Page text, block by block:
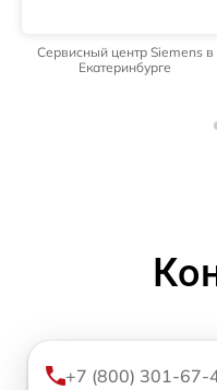
Сервисный центр Siemens в
Екатеринбурге
+7 (800) 301-67-